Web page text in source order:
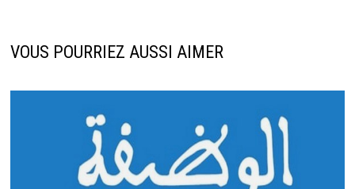
VOUS POURRIEZ AUSSI AIMER